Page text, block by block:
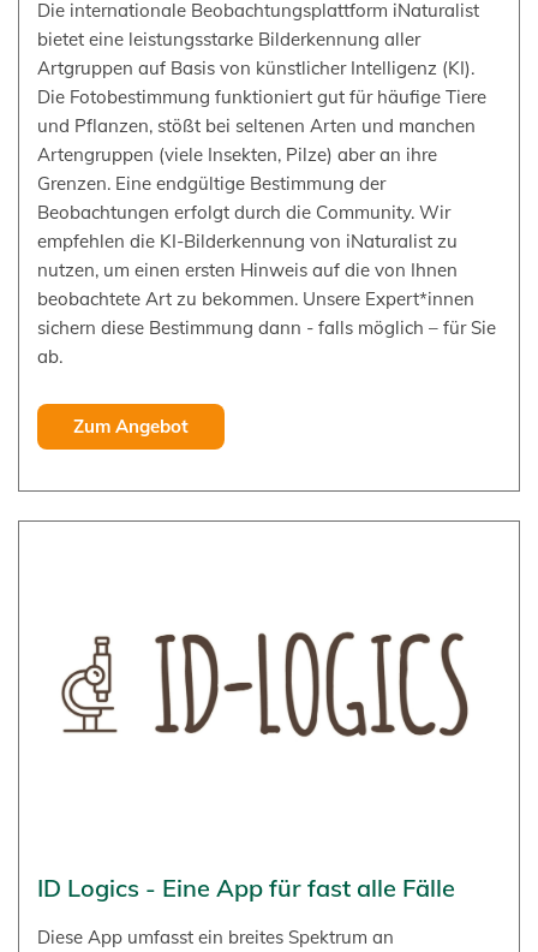
Die internationale Beobachtungsplattform iNaturalist
bietet eine leistungsstarke Bilderkennung aller
Artgruppen auf Basis von künstlicher Intelligenz (KI).
Die Fotobestimmung funktioniert gut für häufige Tiere
und Pflanzen, stößt bei seltenen Arten und manchen
Artengruppen (viele Insekten, Pilze) aber an ihre
Grenzen. Eine endgültige Bestimmung der
Beobachtungen erfolgt durch die Community. Wir
empfehlen die KI-Bilderkennung von iNaturalist zu
nutzen, um einen ersten Hinweis auf die von Ihnen
beobachtete Art zu bekommen. Unsere Expert*innen
sichern diese Bestimmung dann - falls möglich – für Sie
ab.
Zum Angebot
ID Logics - Eine App für fast alle Fälle
Diese App umfasst ein breites Spektrum an